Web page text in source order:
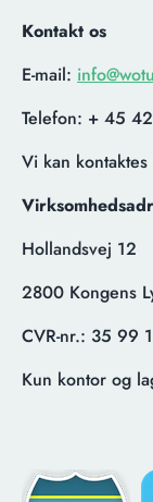
Kontakt os
E-mail:
Telefon: + 45
Vi kan
Hollandsvej 12
2800 Kongens
CVR-nr.: 35 99
Kun kontor og